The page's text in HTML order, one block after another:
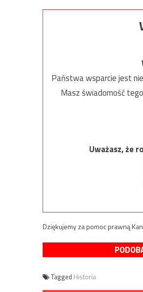
Państwa wsparcie jest
Masz świadomość
Uważasz, że
Dziękujemy za pomoc prawną
Tagged Historia